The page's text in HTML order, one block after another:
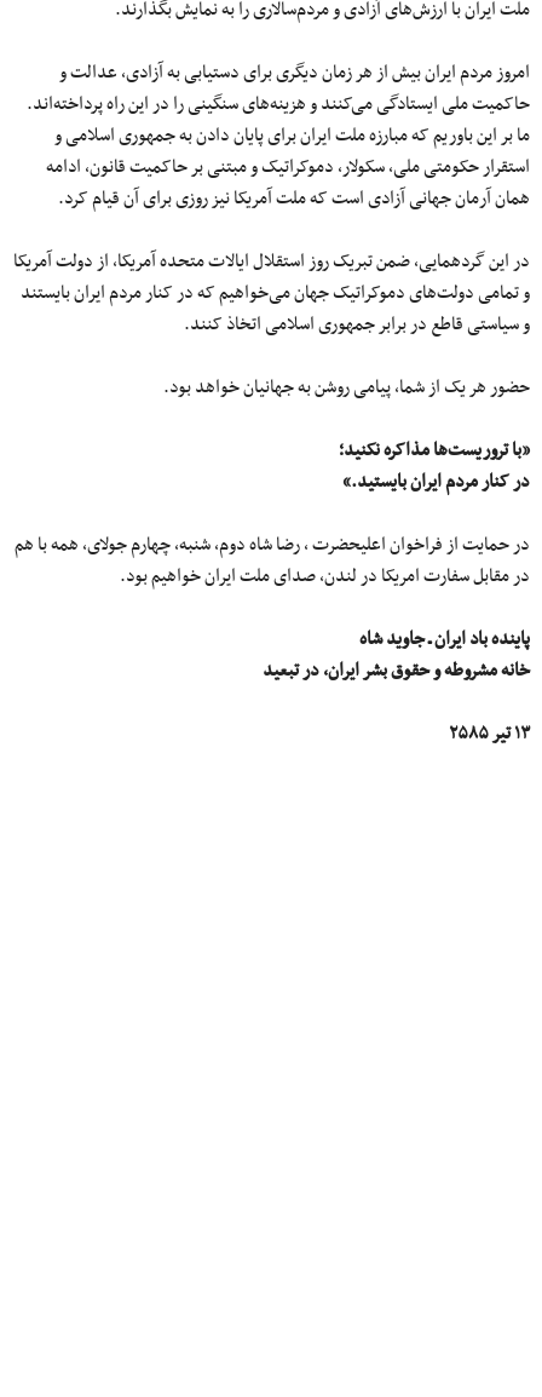
ملت ایران با ارزش‌های آزادی و مردم‌سالاری را به نمایش بگذارند.
امروز مردم ایران بیش از هر زمان دیگری برای دستیابی به آزادی، عدالت و
حاکمیت ملی ایستادگی می‌کنند و هزینه‌های سنگینی را در این راه پرداخته‌اند.
ما بر این باوریم که مبارزه ملت ایران برای پایان دادن به جمهوری اسلامی و
استقرار حکومتی ملی، سکولار، دموکراتیک و مبتنی بر حاکمیت قانون، ادامه
همان آرمان جهانی آزادی است که ملت آمریکا نیز روزی برای آن قیام کرد.
در این گردهمایی، ضمن تبریک روز استقلال ایالات متحده آمریکا، از دولت آمریکا
و تمامی دولت‌های دموکراتیک جهان می‌خواهیم که در کنار مردم ایران بایستند
و سیاستی قاطع در برابر جمهوری اسلامی اتخاذ کنند.
حضور هر یک از شما، پیامی روشن به جهانیان خواهد بود.
«با تروریست‌ها مذاکره نکنید؛
در کنار مردم ایران بایستید.»
در حمایت از فراخوان اعلیحضرت ، رضا شاه دوم، شنبه، چهارم جولای، همه با هم
در مقابل سفارت امریکا در لندن، صدای ملت ایران خواهیم بود.
پاینده باد ایران ـ جاوید شاه
خانه مشروطه و حقوق بشر ایران، در تبعید
۱۳ تیر ۲۵۸۵